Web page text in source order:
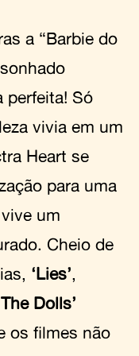
a “Barbie do
perfeita! Só
vivia em um
Heart se
para uma
um
Cheio de
‘Lies’,
Dolls’
os filmes não